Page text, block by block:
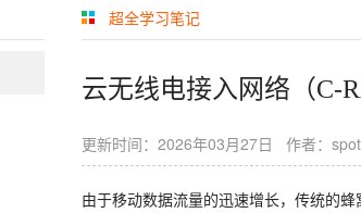
超全学习笔记
云无线电接入网络（C-
更新时间：2026年03月27日 作者：
由于移动数据流量的迅速增长，传统的